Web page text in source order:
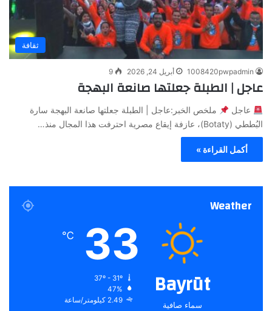
ثقافة
1008420pwpadmin أبريل 24, 2026 9
عاجل | الطبلة جعلتها صانعة البهجة
عاجل
ملخص الخبر:عاجل | الطبلة جعلتها صانعة البهجة سارة
البُططي (Botaty)، عازفة إيقاع مصرية احترفت هذا المجال منذ…
أكمل القراءة »
Weather
Bayrūt
سماء صافية
33
℃
47%
2.49 كيلومتر/ساعة